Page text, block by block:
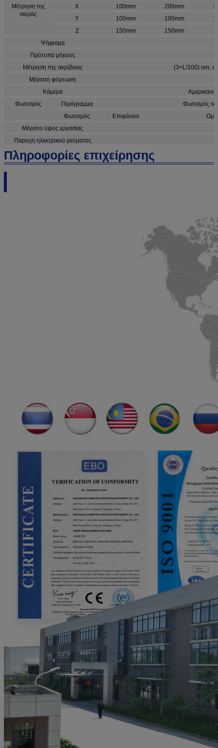
Μέτρηση της
σειράς
Χ 100mm 200mm
Υ
100mm 100mm
Ζ
150mm 150mm
Ψήφισμα
Πρότυπα μήκους
Μέτρηση της ακρίβειας
(3+L/100) um, το
Μέγιστη φόρτωση
Κάμερα
Φωτισμός
Περίγραμμα
Φωτισμός
Φωτισμός
Επιφάνεια
Μέγιστο ύψος εργασίας
Παροχή ηλεκτρικού ρεύματος
Πληροφορίες επιχείρησης